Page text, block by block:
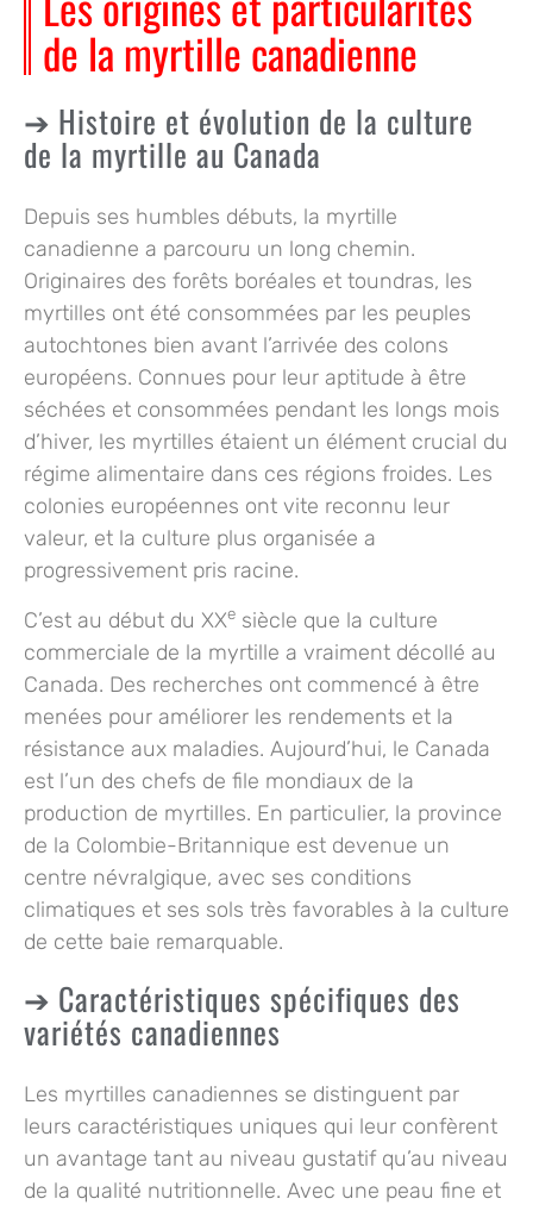
de la myrtille canadienne
Histoire et évolution de la culture
de la myrtille au Canada
Depuis ses humbles débuts, la myrtille
canadienne a parcouru un long chemin.
Originaires des forêts boréales et toundras, les
myrtilles ont été consommées par les peuples
autochtones bien avant l’arrivée des colons
européens. Connues pour leur aptitude à être
séchées et consommées pendant les longs mois
d’hiver, les myrtilles étaient un élément crucial du
régime alimentaire dans ces régions froides. Les
colonies européennes ont vite reconnu leur
valeur, et la culture plus organisée a
progressivement pris racine.
C’est au début du XXe siècle que la culture
commerciale de la myrtille a vraiment décollé au
Canada. Des recherches ont commencé à être
menées pour améliorer les rendements et la
résistance aux maladies. Aujourd’hui, le Canada
est l’un des chefs de file mondiaux de la
production de myrtilles. En particulier, la province
de la Colombie-Britannique est devenue un
centre névralgique, avec ses conditions
climatiques et ses sols très favorables à la culture
de cette baie remarquable.
Caractéristiques spécifiques des
variétés canadiennes
Les myrtilles canadiennes se distinguent par
leurs caractéristiques uniques qui leur confèrent
un avantage tant au niveau gustatif qu’au niveau
de la qualité nutritionnelle. Avec une peau fine et